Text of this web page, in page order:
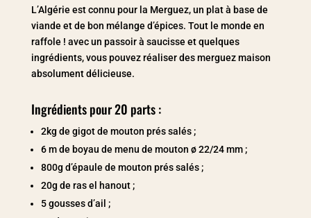
L’Algérie est connu pour la Merguez, un plat à base de
viande et de bon mélange d’épices. Tout le monde en
raffole ! avec un passoir à saucisse et quelques
ingrédients, vous pouvez réaliser des merguez maison
absolument délicieuse.
Ingrédients pour 20 parts :
2kg de gigot de mouton prés salés ;
6 m de boyau de menu de mouton ø 22/24 mm ;
800g d’épaule de mouton prés salés ;
20g de ras el hanout ;
5 gousses d’ail ;